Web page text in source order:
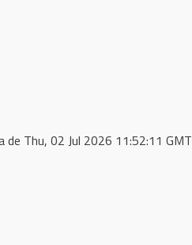
de Thu, 02 Jul 2026 11:52:11 GMT